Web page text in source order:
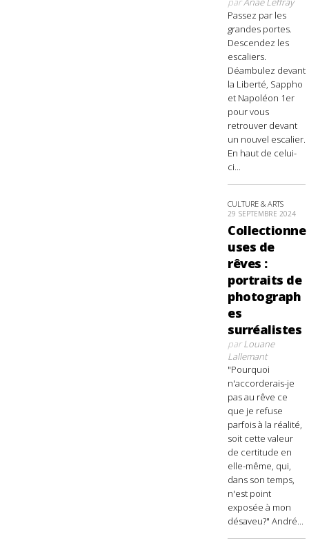
Passez par les
grandes portes.
Descendez les
escaliers.
Déambulez devant
la Liberté, Sappho
et Napoléon 1er
pour vous
retrouver devant
un nouvel escalier.
En haut de celui-
ci...
CULTURE & ARTS
29 SEPTEMBRE 2024
Collectionne
uses de
rêves :
portraits de
photograph
es
surréalistes
parLouane
Lallemant
"Pourquoi
n'accorderais-je
pas au rêve ce
que je refuse
parfois à la réalité,
soit cette valeur
de certitude en
elle-même, qui,
dans son temps,
n'est point
exposée à mon
désaveu?" André...